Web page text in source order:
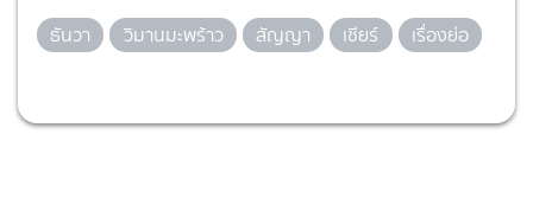
ธันวา วิมานมะพร้าว สัญญา เชียร์ เรื่องย่อ